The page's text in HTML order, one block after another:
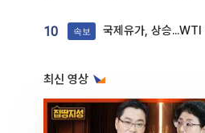
10 속보 국제유가, 상승
최신 영상